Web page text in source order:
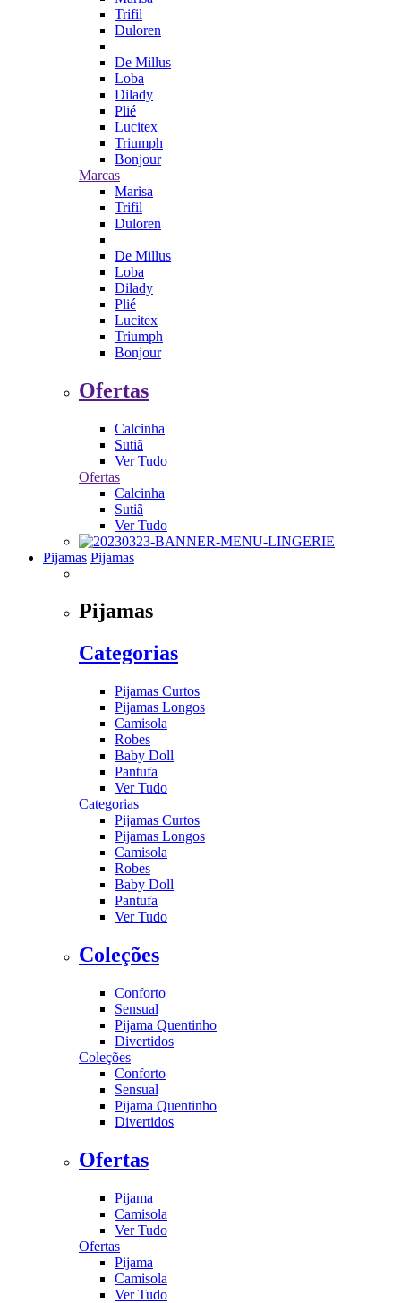
Trifil
Duloren
De Millus
Loba
Dilady
Plié
Lucitex
Triumph
Bonjour
Marcas
Marisa
Trifil
Duloren
De Millus
Loba
Dilady
Plié
Lucitex
Triumph
Bonjour
Ofertas
Calcinha
Sutiã
Ver Tudo
Ofertas
Calcinha
Sutiã
Ver Tudo
Pijamas Pijamas
Pijamas
Categorias
Pijamas Curtos
Pijamas Longos
Camisola
Robes
Baby Doll
Pantufa
Ver Tudo
Categorias
Pijamas Curtos
Pijamas Longos
Camisola
Robes
Baby Doll
Pantufa
Ver Tudo
Coleções
Conforto
Sensual
Pijama Quentinho
Divertidos
Coleções
Conforto
Sensual
Pijama Quentinho
Divertidos
Ofertas
Pijama
Camisola
Ver Tudo
Ofertas
Pijama
Camisola
Ver Tudo